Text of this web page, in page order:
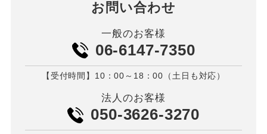
お問い合わせ
一般のお客様
06-6147-7350
【受付時間】10：00～18：00（土日も対応）
法人のお客様
050-3626-3270